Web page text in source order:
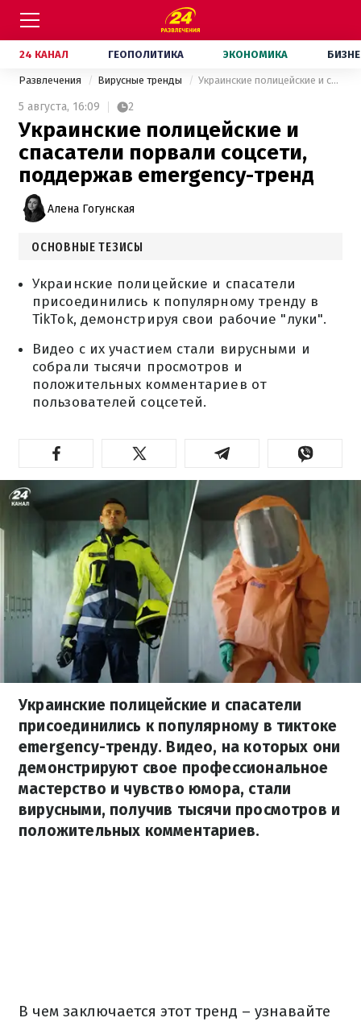
24 КАНАЛ ГЕОПОЛИТИКА ЭКОНОМИКА
Развлечения Вирусные тренды Украинские полицейские и спасатели порвали соцсети, поддержав emergency-тренд
5 августа, 16:09 2
Украинские полицейские и
спасатели порвали соцсети,
поддержав emergency-тренд
Алена Гогунская
ОСНОВНЫЕ ТЕЗИСЫ
Украинские полицейские и спасатели
присоединились к популярному тренду в
TikTok, демонстрируя свои рабочие "луки".
Видео с их участием стали вирусными и
собрали тысячи просмотров и
положительных комментариев от
пользователей соцсетей.
Украинские полицейские и спасатели
присоединились к популярному в тиктоке
emergency-тренду. Видео, на которых они
демонстрируют свое профессиональное
мастерство и чувство юмора, стали
вирусными, получив тысячи просмотров и
положительных комментариев.
В чем заключается этот тренд – узнавайте